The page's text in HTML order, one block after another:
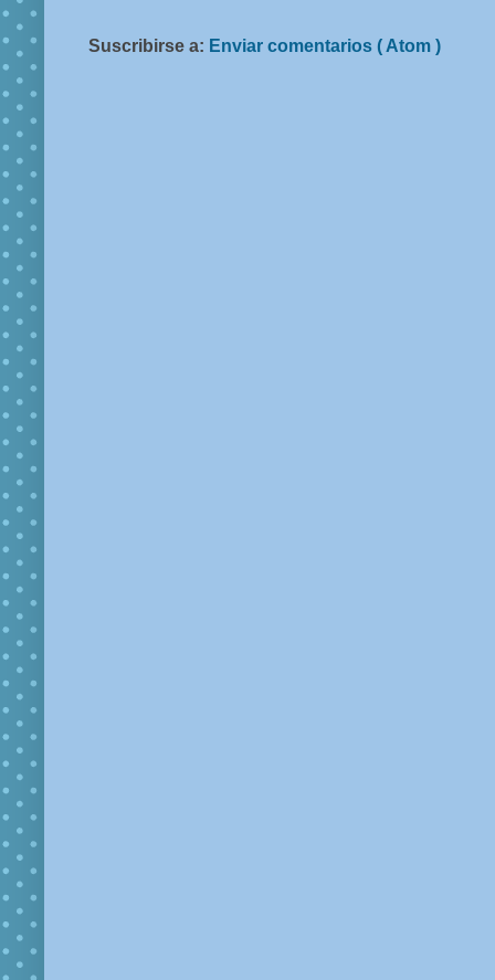
Suscribirse a: Enviar comentarios ( Atom )